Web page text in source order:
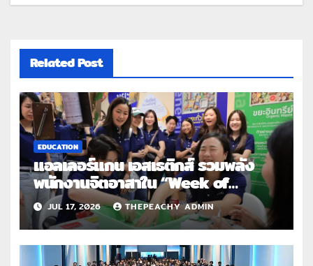
Related Post
EDUCATION
แอลเลอร์แกน เอสเธติกส์ รวมพลัง
พนักงานจิตอาสาใน “Week of
Possibilities 2026: Together for
Brighter Days” ร่วมสร้างสื่อการ
เรียนรู้และมอบโอกาสแก่ผู้บกพร่อง
ทางการมองเห็น
JUL 17, 2026 THEPEACHY ADMIN